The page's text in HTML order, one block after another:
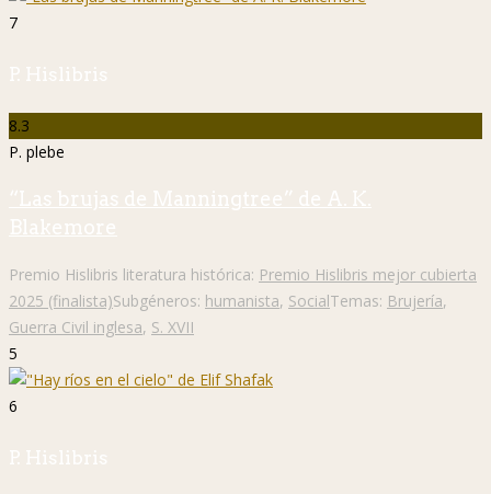
7
P. Hislibris
8.3
P. plebe
“Las brujas de Manningtree” de A. K.
Blakemore
Premio Hislibris literatura histórica: Premio Hislibris mejor cubierta
2025 (finalista)Subgéneros: humanista, SocialTemas: Brujería,
Guerra Civil inglesa, S. XVII
5
6
P. Hislibris